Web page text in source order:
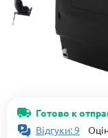
Готово к
Відгуки: 9